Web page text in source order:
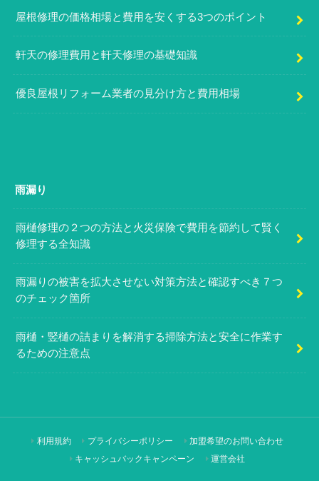
屋根修理の価格相場と費用を安くする3つのポイント
軒天の修理費用と軒天修理の基礎知識
優良屋根リフォーム業者の見分け方と費用相場
雨漏り
雨樋修理の２つの方法と火災保険で費用を節約して賢く
修理する全知識
雨漏りの被害を拡大させない対策方法と確認すべき７つ
のチェック箇所
雨樋・竪樋の詰まりを解消する掃除方法と安全に作業す
るための注意点
利用規約 プライバシーポリシー 加盟希望のお問い合わせ
キャッシュバックキャンペーン 運営会社